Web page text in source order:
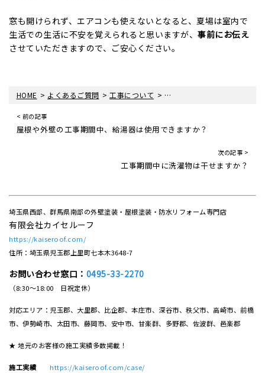
窓も開けられず、エアコンも使えないとなると、夏場は室内で
生活での生活に不安を覚えられると思いますが、 事前にお伝え
させていただきますので、ご安心ください。
HOME > よくあるご質問 >工事について > 屋根工事期間中、エアコンは
< 前の記事
屋根や外壁の工事期間中、給湯器は使用できますか？
次の記事 >
工事期間中に洗濯物は干せますか？
埼玉県西部、群馬県南部の外壁塗装・屋根塗装・防水リフォーム専門店
有限会社カイセルーフ
https://kaiseroof.com/
住所：埼玉県児玉郡上里町七本木3648-7
お問い合わせ窓口： 0495-33-2270
（8:30～18:00 日祝定休）
対応エリア：児玉郡、大里郡、比企郡、本庄市、深谷市、秩父市、高崎市、前橋
市、伊勢崎市、太田市、藤岡市、安中市、甘楽群、多野郡、佐波群、邑楽郡
★ 地元のお客様の施工実績多数掲載！
施工実績
https://kaiseroof.com/case/